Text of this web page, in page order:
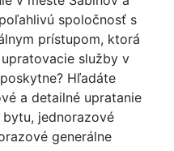
spoločnosť s
prístupom, ktorá
služby v
Hľadáte
a detailné upratanie
jednorazové
generálne